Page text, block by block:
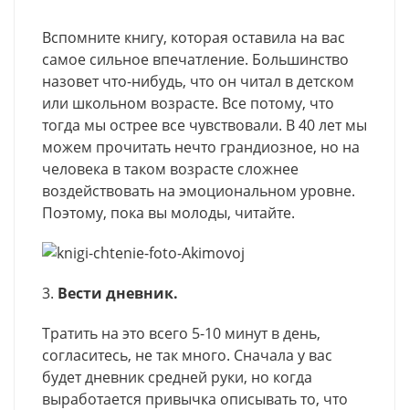
Вспомните книгу, которая оставила на вас
самое сильное впечатление. Большинство
назовет что-нибудь, что он читал в детском
или школьном возрасте. Все потому, что
тогда мы острее все чувствовали. В 40 лет мы
можем прочитать нечто грандиозное, но на
человека в таком возрасте сложнее
воздействовать на эмоциональном уровне.
Поэтому, пока вы молоды, читайте.
3. Вести дневник.
Тратить на это всего 5-10 минут в день,
согласитесь, не так много. Сначала у вас
будет дневник средней руки, но когда
выработается привычка описывать то, что